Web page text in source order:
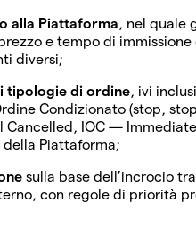
alla Piattaforma, nel quale
e tempo di
diversi;
tipologie di ordine, ivi
Condizionato (stop,
IOC —
Piattaforma;
sulla base dell’incrocio
con regole di priorità